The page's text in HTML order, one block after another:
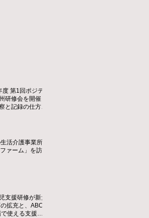
度 第1回ポジテ
研修会を開催し
と記録の仕方を
活介護事業所
ァーム」を訪問
支援研修が新た
拡充と、ABC
使える支援